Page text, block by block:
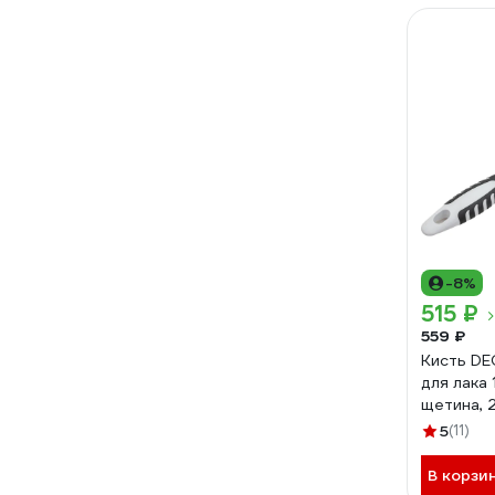
-8%
515 ₽
559 ₽
Кисть
для лака
щетина,
11607149
5(11)
В